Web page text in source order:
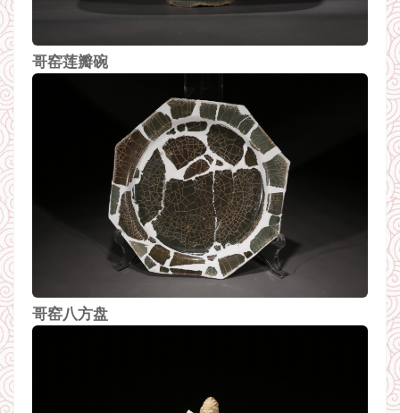
哥窑莲瓣碗
哥窑八方盘